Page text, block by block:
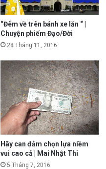
“Đêm về trên bánh xe lăn “ |
Chuyện phiếm Đạo/Đời
28 Tháng 11, 2016
Hãy can đảm chọn lựa niềm
vui cao cả | Mai Nhật Thi
5 Tháng 7, 2016